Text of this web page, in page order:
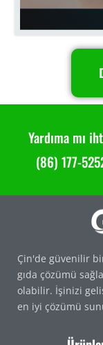
Yardıma mı
(86) 177-
Çin'de güvenilir
gıda çözümü
olabilir. İşinizi
en iyi çözümü